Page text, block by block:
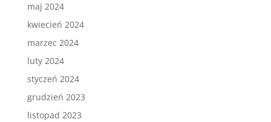
maj 2024
kwiecień 2024
marzec 2024
luty 2024
styczeń 2024
grudzień 2023
listopad 2023